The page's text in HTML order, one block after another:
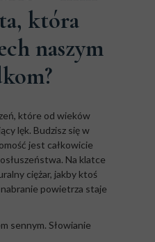
która
naszym
które od wieków
lęk. Budzisz się w
jest całkowicie
Na klatce
ciężar, jakby ktoś
nabranie powietrza staje
sennym. Słowianie